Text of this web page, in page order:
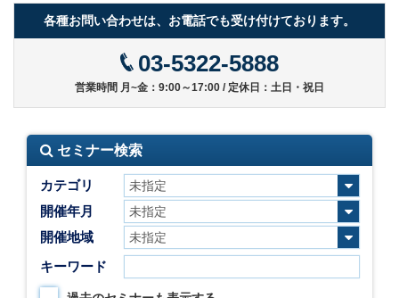
各種お問い合わせは、お電話でも受け付けております。
03-5322-5888
営業時間 月~金：9:00～17:00 / 定休日：土日・祝日
セミナー検索
カテゴリ
開催年月
開催地域
キーワード